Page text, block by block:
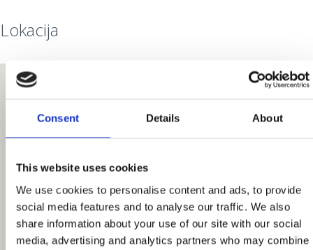
Consent Details About
This website uses cookies
We use cookies to personalise content and ads, to provide
social media features and to analyse our traffic. We also
share information about your use of our site with our social
media, advertising and analytics partners who may combine
Lokacija